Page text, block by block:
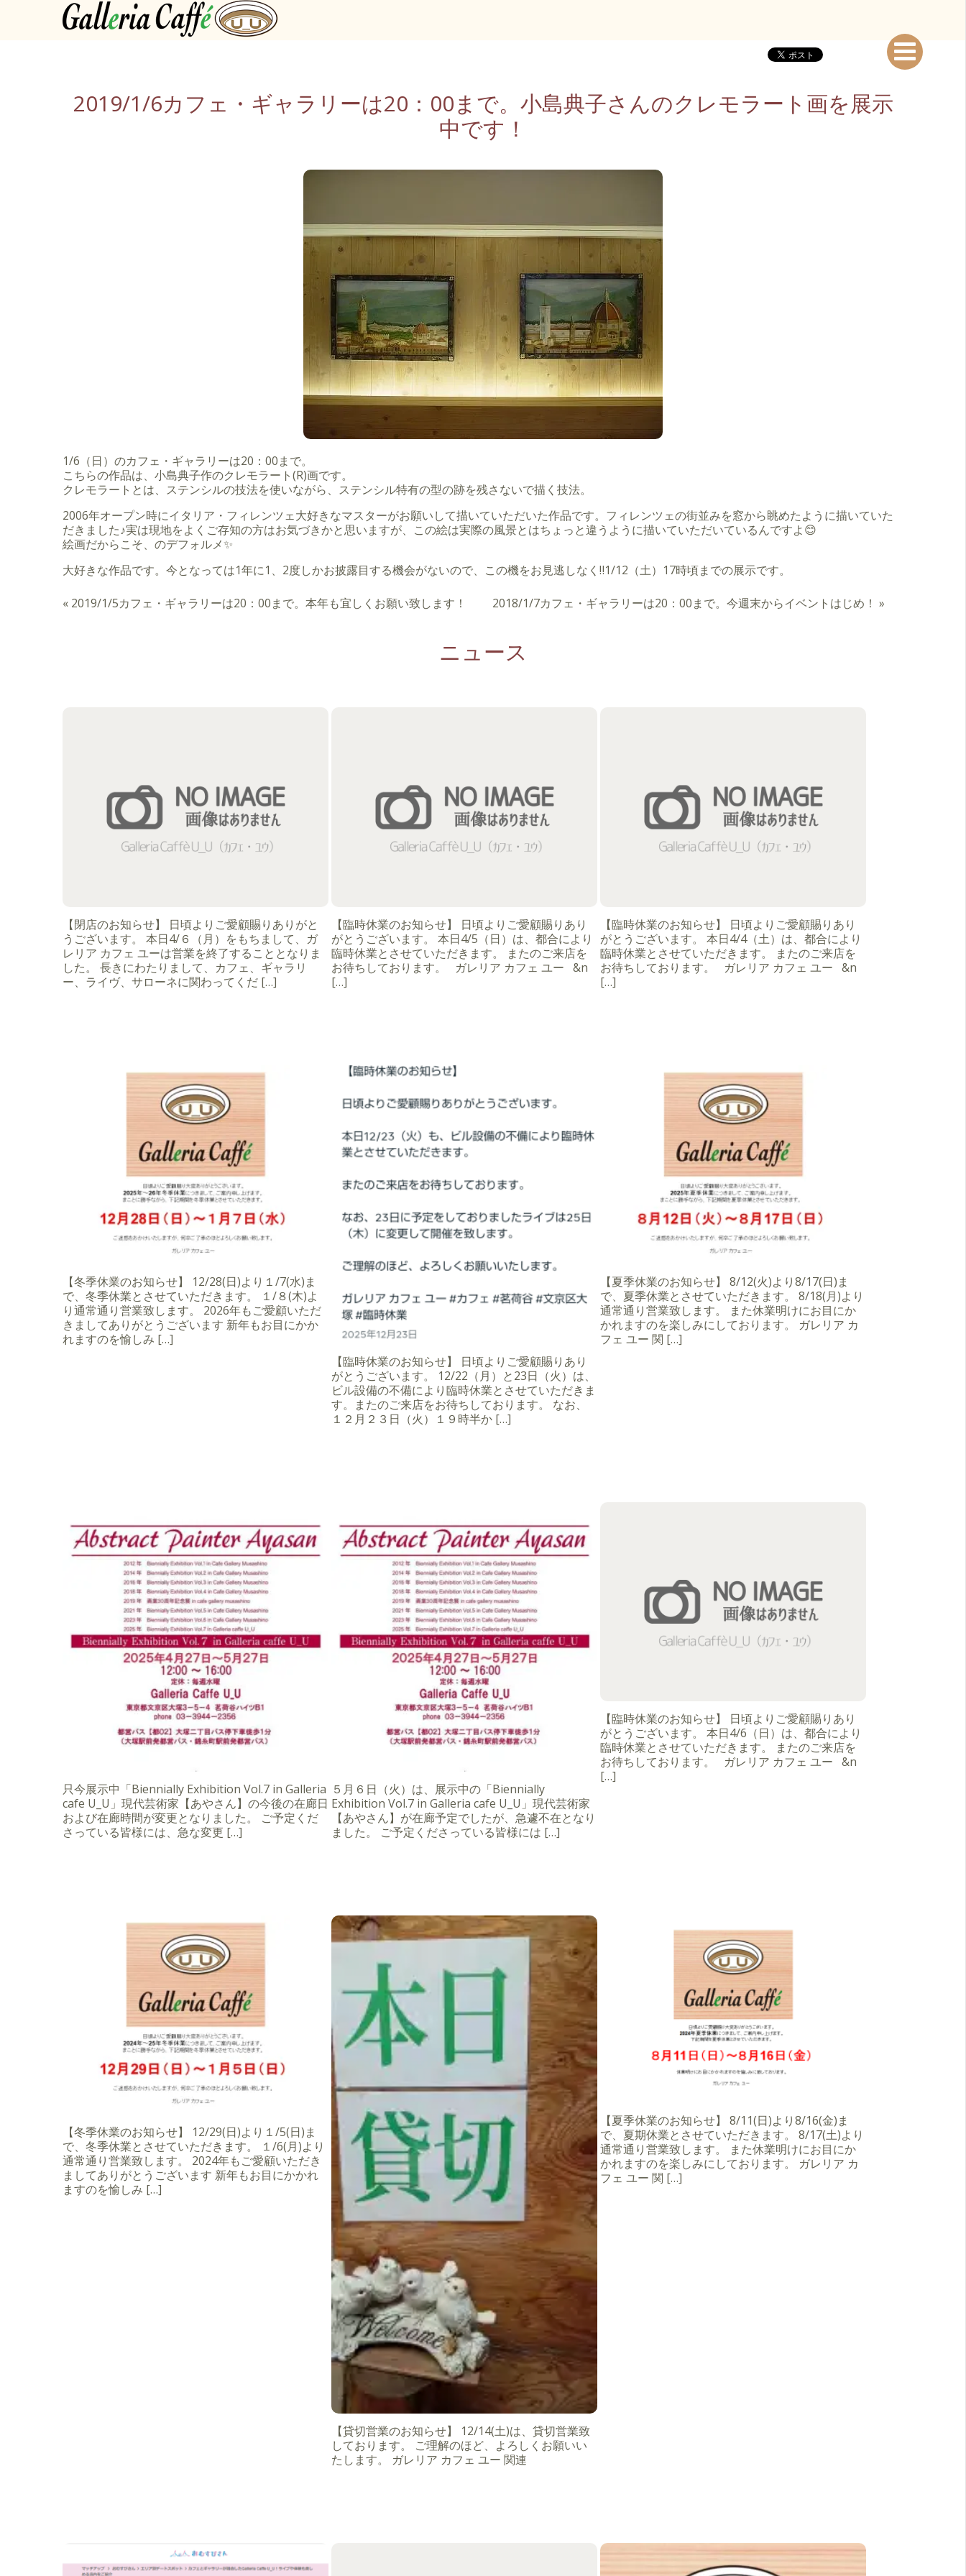
2019/1/6カフェ・ギャラリーは20：00まで。小島典子さんのクレモラート画を展示
中です！
1/6（日）のカフェ・ギャラリーは20：00まで。
こちらの作品は、小島典子作のクレモラート(R)画です。
クレモラートとは、ステンシルの技法を使いながら、ステンシル特有の型の跡を残さないで描く技法。
2006年オープン時にイタリア・フィレンツェ大好きなマスターがお願いして描いていただいた作品です。フィレンツェの街並みを窓から眺めたように描いていた
だきました♪実は現地をよくご存知の方はお気づきかと思いますが、この絵は実際の風景とはちょっと違うように描いていただいているんですよ😊
絵画だからこそ、のデフォルメ✨
大好きな作品です。今となっては1年に1、2度しかお披露目する機会がないので、この機をお見逃しなく‼️1/12（土）17時頃までの展示です。
« 2019/1/5カフェ・ギャラリーは20：00まで。本年も宜しくお願い致します！ 2018/1/7カフェ・ギャラリーは20：00まで。今週末からイベントはじめ！ »
ニュース
【閉店のお知らせ】 日頃よりご愛顧賜りありがと
うございます。 本日4/６（月）をもちまして、ガ
レリア カフェ ユーは営業を終了することとなりま
した。 長きにわたりまして、カフェ、ギャラリ
ー、ライヴ、サローネに関わってくだ […]
【臨時休業のお知らせ】 日頃よりご愛顧賜りあり
がとうございます。 本日4/5（日）は、都合により
臨時休業とさせていただきます。 またのご来店を
お待ちしております。 ガレリア カフェ ユー &n
[…]
【臨時休業のお知らせ】 日頃よりご愛顧賜りあり
がとうございます。 本日4/4（土）は、都合により
臨時休業とさせていただきます。 またのご来店を
お待ちしております。 ガレリア カフェ ユー &n
[…]
【冬季休業のお知らせ】 12/28(日)より１/7(水)ま
で、冬季休業とさせていただきます。 １/８(木)よ
り通常通り営業致します。 2026年もご愛顧いただ
きましてありがとうございます 新年もお目にかか
れますのを愉しみ […]
【臨時休業のお知らせ】 日頃よりご愛顧賜りあり
がとうございます。 12/22（月）と23日（火）は、
ビル設備の不備により臨時休業とさせていただきま
す。またのご来店をお待ちしております。 なお、
１２月２３日（火）１９時半か […]
【夏季休業のお知らせ】 8/12(火)より8/17(日)ま
で、夏季休業とさせていただきます。 8/18(月)より
通常通り営業致します。 また休業明けにお目にか
かれますのを楽しみにしております。 ガレリア カ
フェ ユー 関 […]
只今展示中「Biennially Exhibition Vol.7 in Galleria
cafe U_U」現代芸術家【あやさん】の今後の在廊日
および在廊時間が変更となりました。 ご予定くだ
さっている皆様には、急な変更 […]
５月６日（火）は、展示中の「Biennially
Exhibition Vol.7 in Galleria cafe U_U」現代芸術家
【あやさん】が在廊予定でしたが、急遽不在となり
ました。 ご予定くださっている皆様には […]
【臨時休業のお知らせ】 日頃よりご愛顧賜りあり
がとうございます。 本日4/6（日）は、都合により
臨時休業とさせていただきます。 またのご来店を
お待ちしております。 ガレリア カフェ ユー &n
[…]
【冬季休業のお知らせ】 12/29(日)より１/5(日)ま
で、冬季休業とさせていただきます。 １/6(月)より
通常通り営業致します。 2024年もご愛顧いただき
ましてありがとうございます 新年もお目にかかれ
ますのを愉しみ […]
【貸切営業のお知らせ】 12/14(土)は、貸切営業致
しております。 ご理解のほど、よろしくお願いい
たします。 ガレリア カフェ ユー 関連
【夏季休業のお知らせ】 8/11(日)より8/16(金)ま
で、夏期休業とさせていただきます。 8/17(土)より
通常通り営業致します。 また休業明けにお目にか
かれますのを楽しみにしております。 ガレリア カ
フェ ユー 関 […]